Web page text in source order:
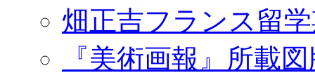
畑正吉フランス留
『美術画報』所載